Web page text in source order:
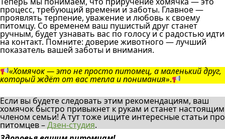
процесс, требующий времени и заботы. Главное —
проявлять терпение, уважение и любовь к своему
питомцу. Со временем ваш пушистый друг станет
ручным, будет узнавать вас по голосу и с радостью идти
на контакт. Помните: доверие животного — лучший
показатель вашей заботы и внимания.
«Хомячок — это не просто питомец, а маленький друг,
который ждёт от вас тепла и понимания».
Если вы будете следовать этим рекомендациям, ваш
хомячок быстро привыкнет к рукам и станет настоящим
членом семьи! А тут тоже ищите интересные статьи про
питомцев –Дзен-студия.